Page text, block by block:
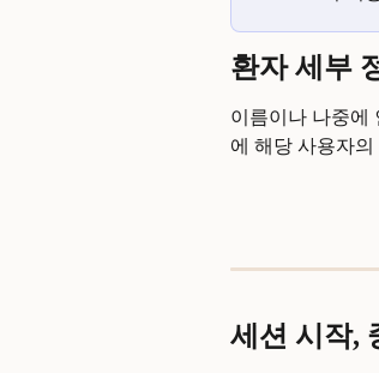
환자 세부
이름이나 나중에
에 해당 사용자
세션 시작,